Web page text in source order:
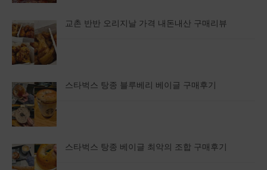
교촌 반반 오리지날 가격 내돈내산 구매리뷰
스타벅스 탕종 블루베리 베이글 구매후기
스타벅스 탕종 베이글 최악의 조합 구매후기